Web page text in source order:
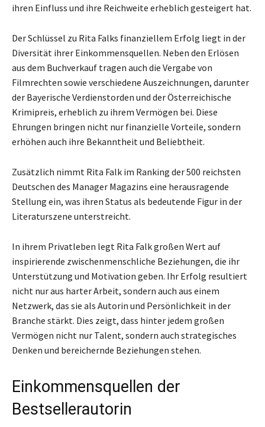
ihren Einfluss und ihre Reichweite erheblich gesteigert hat.
Der Schlüssel zu Rita Falks finanziellem Erfolg liegt in der
Diversität ihrer Einkommensquellen. Neben den Erlösen
aus dem Buchverkauf tragen auch die Vergabe von
Filmrechten sowie verschiedene Auszeichnungen, darunter
der Bayerische Verdienstorden und der Österreichische
Krimipreis, erheblich zu ihrem Vermögen bei. Diese
Ehrungen bringen nicht nur finanzielle Vorteile, sondern
erhöhen auch ihre Bekanntheit und Beliebtheit.
Zusätzlich nimmt Rita Falk im Ranking der 500 reichsten
Deutschen des Manager Magazins eine herausragende
Stellung ein, was ihren Status als bedeutende Figur in der
Literaturszene unterstreicht.
In ihrem Privatleben legt Rita Falk großen Wert auf
inspirierende zwischenmenschliche Beziehungen, die ihr
Unterstützung und Motivation geben. Ihr Erfolg resultiert
nicht nur aus harter Arbeit, sondern auch aus einem
Netzwerk, das sie als Autorin und Persönlichkeit in der
Branche stärkt. Dies zeigt, dass hinter jedem großen
Vermögen nicht nur Talent, sondern auch strategisches
Denken und bereichernde Beziehungen stehen.
Einkommensquellen der
Bestsellerautorin